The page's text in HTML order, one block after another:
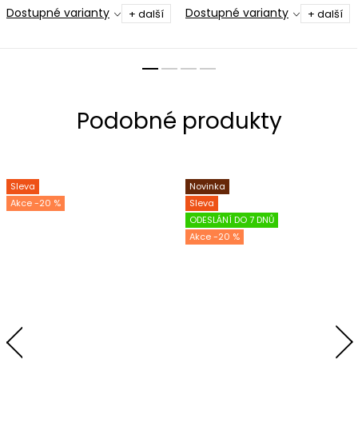
Dostupné varianty + další Dostupné varianty + další
Sleva
-20 %
Novinka
Sleva
ODESLÁNÍ DO 7 DNŮ
-20 %